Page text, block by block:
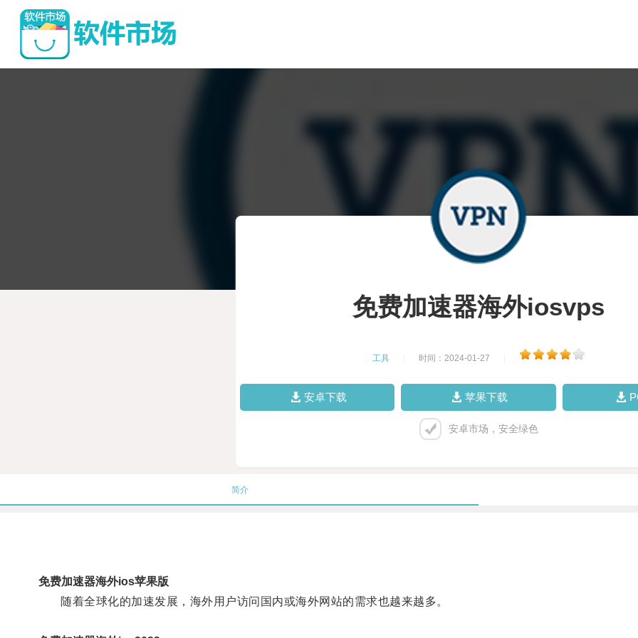
免费加速器海外iosvps
工具 时间：2024-01-27
安卓下载 苹果下载
安卓市场，安全绿色
简介
免费加速器海外ios苹果版
随着全球化的加速发展，海外用户访问国内或海外网站的需求也越来越多。